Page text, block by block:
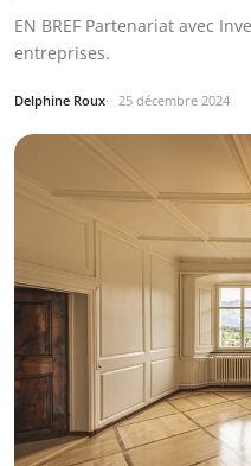
EN BREF Partenariat avec
entreprises.
Delphine Roux 25 décembre 2024